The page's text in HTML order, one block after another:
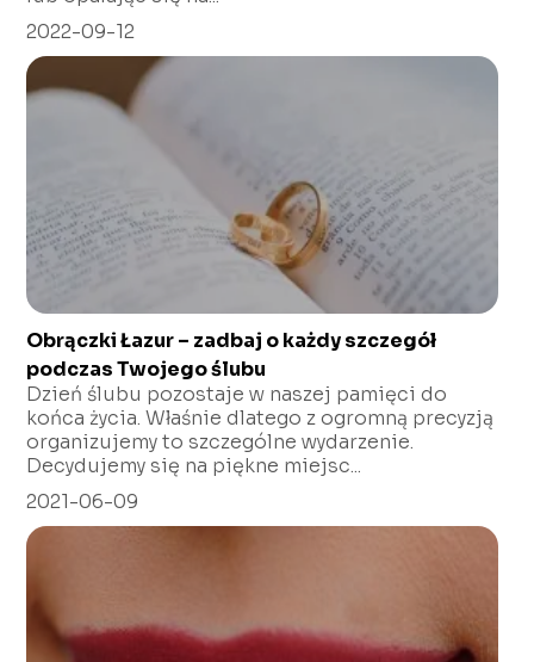
2022-09-12
Obrączki Łazur – zadbaj o każdy szczegół
podczas Twojego ślubu
Dzień ślubu pozostaje w naszej pamięci do
końca życia. Właśnie dlatego z ogromną precyzją
organizujemy to szczególne wydarzenie.
Decydujemy się na piękne miejsc...
2021-06-09